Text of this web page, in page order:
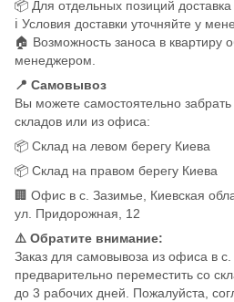
📦 Для отдельных позиций
ℹ️ Условия доставки уточняйте у
🏠 Возможность заноса в квартиру
менеджером.
📍 Самовывоз
Вы можете самостоятельно
складов или из офиса:
📦 Склад на левом берегу Киева
📦 Склад на правом берегу Киева
🏢 Офис в с. Зазимье, Киевская
ул. Придорожная, 12
⚠️ Обратите внимание:
Заказ для самовывоза из офиса в
предварительно переместить со
до 3 рабочих дней. Пожалуйста,